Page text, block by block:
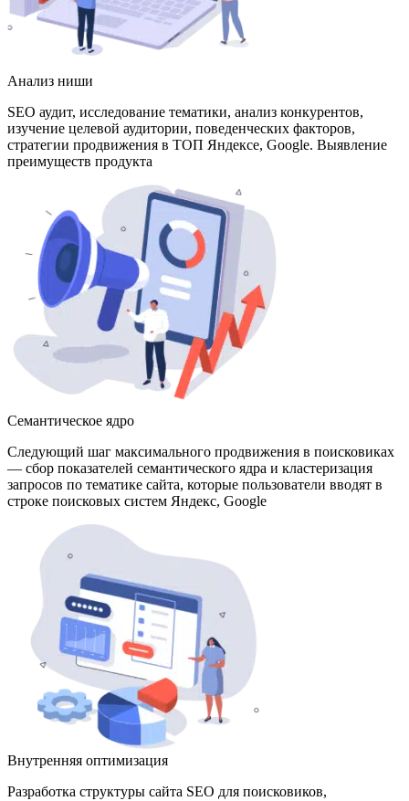
Анализ ниши
SEO аудит, исследование тематики, анализ конкурентов,
изучение целевой аудитории, поведенческих факторов,
стратегии продвижения в ТОП Яндексе, Google. Выявление
преимуществ продукта
Семантическое ядро
Следующий шаг максимального продвижения в поисковиках
— сбор показателей семантического ядра и кластеризация
запросов по тематике сайта, которые пользователи вводят в
строке поисковых систем Яндекс, Google
Внутренняя оптимизация
Разработка структуры сайта SEO для поисковиков,